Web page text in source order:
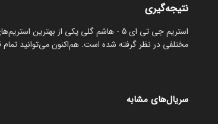
نتیجه‌گیری
استریم جی تی ای 5 - هاشم گلی یکی از
مختلفی در نظر گرفته شده است. هم‌اکنون می‌توانید
سریال‌های مشابه